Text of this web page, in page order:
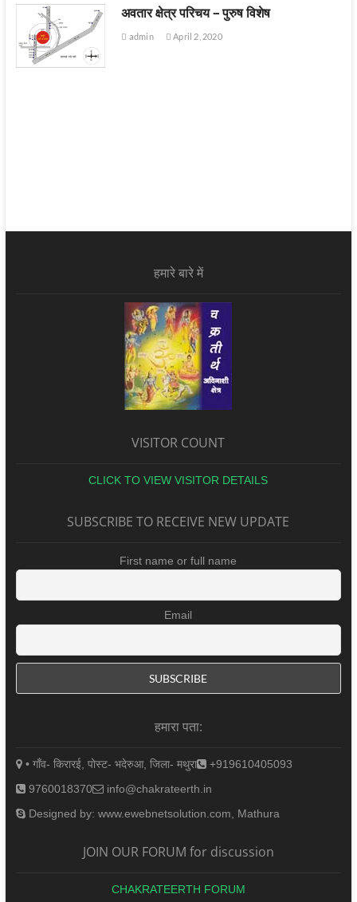
अवतार क्षेत्र परिचय – पुरुष विशेष
admin April 2, 2020
हमारे बारे में
VISITOR COUNT
CLICK TO VIEW VISITOR DETAILS
SUBSCRIBE TO RECEIVE NEW UPDATE
First name or full name
Email
हमारा पता:
• गाँव- किरारई, पोस्ट- भदेरुआ, जिला- मथुरा
+919610405093
9760018370
info@chakrateerth.in
Designed by: www.ewebnetsolution.com, Mathura
JOIN OUR FORUM for discussion
CHAKRATEERTH FORUM